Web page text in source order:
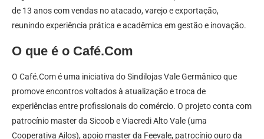
de 13 anos com vendas no atacado, varejo e exportação,
reunindo experiência prática e acadêmica em gestão e inovação.
O que é o Café.Com
O Café.Com é uma iniciativa do Sindilojas Vale Germânico que
promove encontros voltados à atualização e troca de
experiências entre profissionais do comércio. O projeto conta com
patrocínio master da Sicoob e Viacredi Alto Vale (uma
Cooperativa Ailos), apoio master da Feevale, patrocínio ouro da